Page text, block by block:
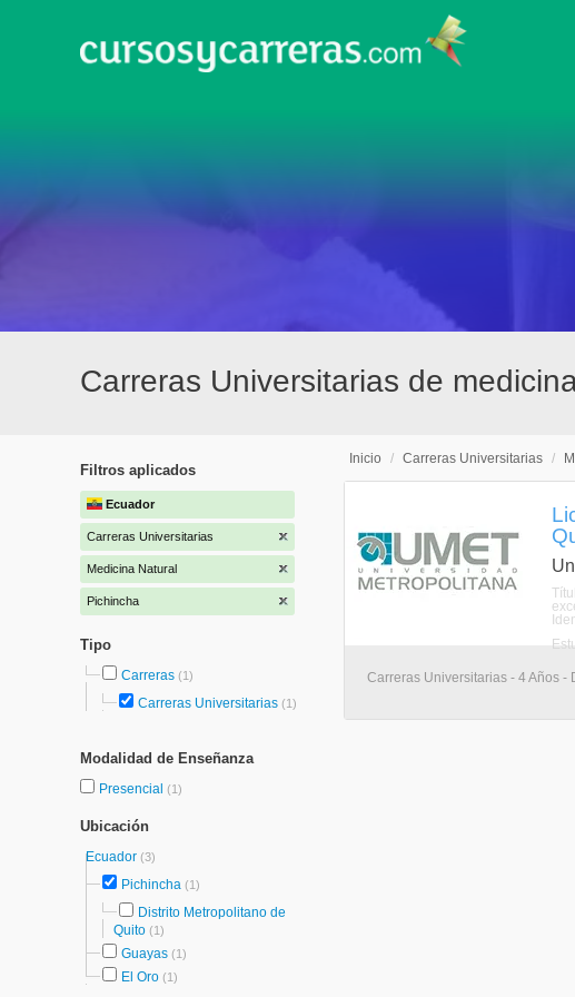
Carreras Universitarias de
Filtros aplicados
Ecuador
Carreras Universitarias
Medicina Natural
Pichincha
Tipo
Carreras (1)
Carreras Universitarias (1)
Modalidad de Enseñanza
Presencial (1)
Ubicación
Ecuador (3)
Pichincha (1)
Distrito Metropolitano de
Quito (1)
Guayas (1)
El Oro (1)
Inicio / Carreras Universitarias /
Carreras Universitarias - 4 Años -